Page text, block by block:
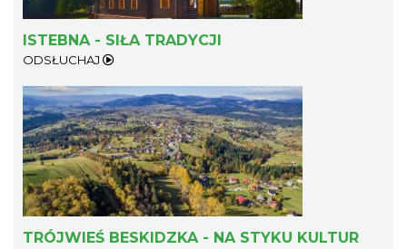
ISTEBNA - SIŁA TRADYCJI
ODSŁUCHAJ
TRÓJWIEŚ BESKIDZKA - NA STYKU KULTUR